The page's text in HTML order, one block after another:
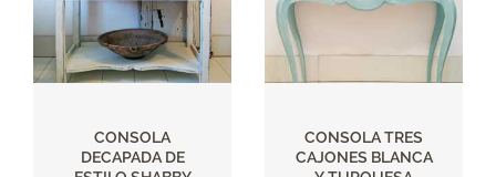
CONSOLA
DECAPADA DE
CONSOLA TRES
CAJONES BLANCA